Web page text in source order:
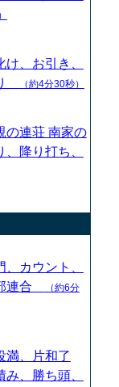
、お引き、
（約4分30秒）
の連荘 南家の
降り打ち、
カウント、
連合
（約6分
満、片和了
、勝ち頭、